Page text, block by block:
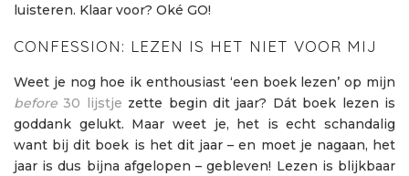
luisteren. Klaar voor? Oké GO!
CONFESSION: LEZEN IS HET NIET VOOR MIJ
Weet je nog hoe ik enthousiast ‘een boek lezen’ op mijn
before 30 lijstje zette begin dit jaar? Dát boek lezen is
goddank gelukt. Maar weet je, het is echt schandalig
want bij dit boek is het dit jaar – en moet je nagaan, het
jaar is dus bijna afgelopen – gebleven! Lezen is blijkbaar